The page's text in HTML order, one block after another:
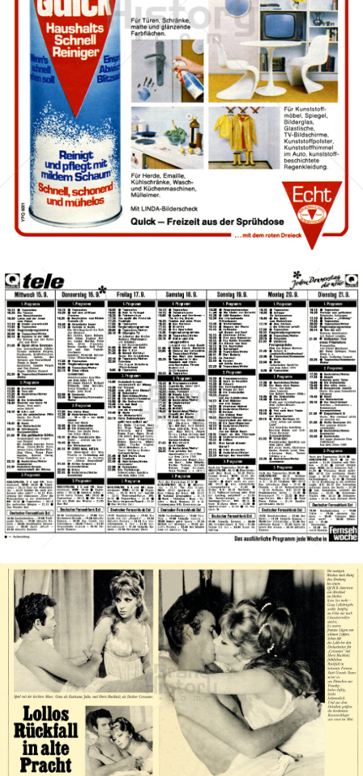
QUICK
QUICK - Die Illustrierte (25. 4. 1948 - 27. 8. 1992)
1979
Bild-ID: 41692
QUICK
QUICK - Die Illustrierte (25. 4. 1948 - 27. 8. 1992)
1971
Bild-ID: 43227
QUICK
QUICK - Die Illustrierte (25. 4. 1948 - 27. 8. 1992)
1966